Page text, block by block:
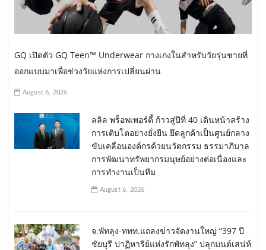
GQ เปิดตัว GQ Teen™ Underwear กางเกงในสำหรับวัยรุ่นชายที่
ออกแบบมาเพื่อช่วงวัยแห่งการเปลี่ยนผ่าน
August 6, 2026
ลลิล พร็อพเพอร์ตี้ ก้าวสู่ปีที่ 40 เดินหน้าสร้าง
การเติบโตอย่างยั่งยืน ยึดลูกค้าเป็นศูนย์กลาง
ขับเคลื่อนองค์กรด้วยนวัตกรรม ธรรมาภิบาล
การพัฒนาทรัพยากรมนุษย์อย่างต่อเนื่องและ
การทำงานเป็นทีม
August 6, 2026
จ.พัทลุง-ททท.แถลงข่าวจัดงานใหญ่ “397 ปี
ชัยบุรี ปาฏิหาริย์แห่งรักพัทลุง” ปลุกมนต์เสน่ห์